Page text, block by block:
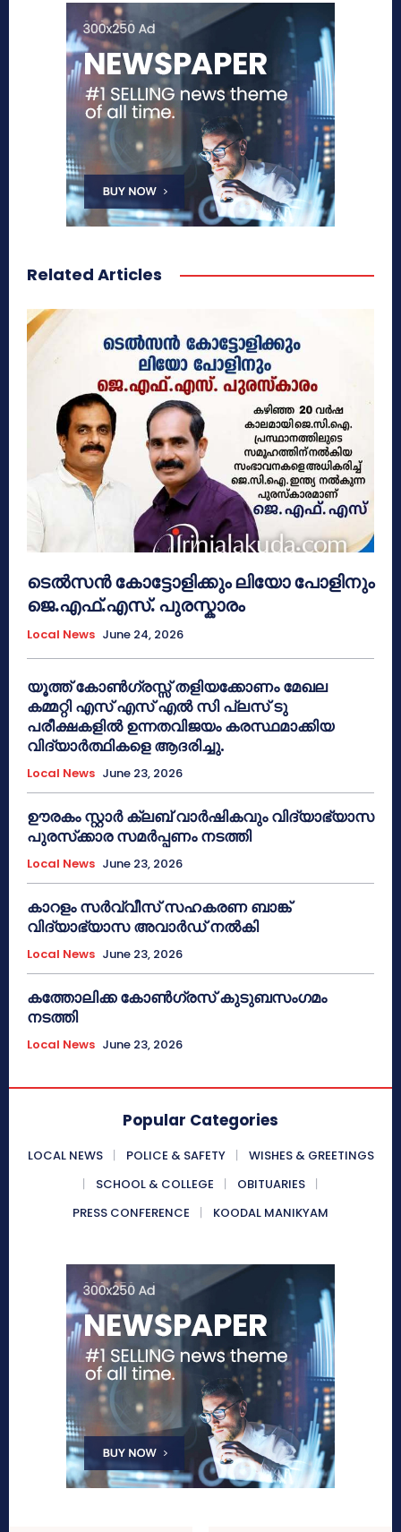
Related Articles
ടെൽസൻ കോട്ടോളിക്കും ലിയോ പോളിനും
ജെ.എഫ്.എസ്. പുരസ്കാരം
Local News June 24, 2026
യൂത്ത് കോൺഗ്രസ്സ് തളിയക്കോണം മേഖല
കമ്മറ്റി എസ് എസ് എൽ സി പ്ലസ് ടു
പരീക്ഷകളിൽ ഉന്നതവിജയം കരസ്ഥമാക്കിയ
വിദ്യാർത്ഥികളെ ആദരിച്ചു.
Local News June 23, 2026
ഊരകം സ്റ്റാർ ക്ലബ് വാർഷികവും വിദ്യാഭ്യാസ
പുരസ്‌ക്കാര സമർപ്പണം നടത്തി
Local News June 23, 2026
കാറളം സർവ്വീസ് സഹകരണ ബാങ്ക്
വിദ്യാഭ്യാസ അവാർഡ് നൽകി
Local News June 23, 2026
കത്തോലിക്ക കോൺഗ്രസ് കുടുബസംഗമം
നടത്തി
Local News June 23, 2026
Popular Categories
LOCAL NEWS POLICE & SAFETY
WISHES & GREETINGS
SCHOOL & COLLEGE
OBITUARIES
PRESS CONFERENCE
KOODAL MANIKYAM